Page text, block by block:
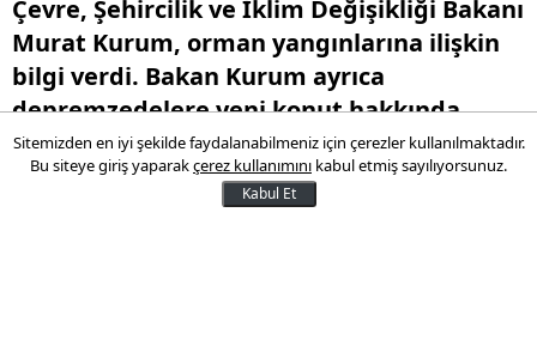
Çevre, Şehircilik ve İklim Değişikliği Bakanı
Murat Kurum, orman yangınlarına ilişkin
bilgi verdi. Bakan Kurum ayrıca
depremzedelere yeni konut hakkında
açıklamalarda bulundu.
Sitemizden en iyi şekilde faydalanabilmeniz için çerezler kullanılmaktadır.
Bu siteye giriş yaparakçerez kullanımını kabul etmiş sayılıyorsunuz.
Kabul Et